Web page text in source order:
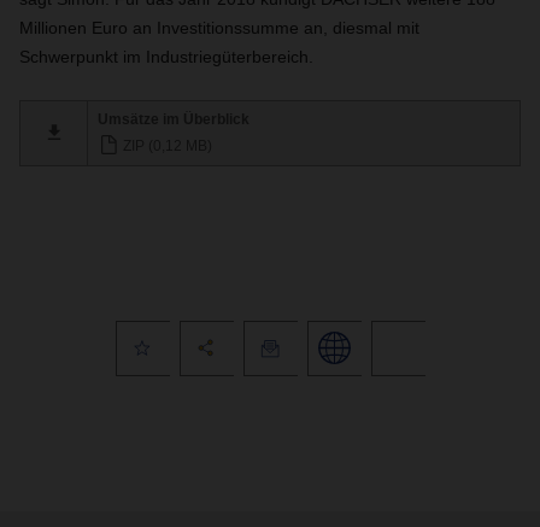
Millionen Euro an Investitionssumme an, diesmal mit
Schwerpunkt im Industriegüterbereich.